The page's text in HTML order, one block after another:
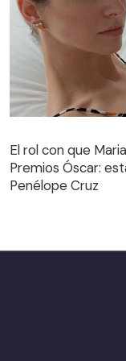
El rol con que
Premios Óscar:
Penélope Cruz